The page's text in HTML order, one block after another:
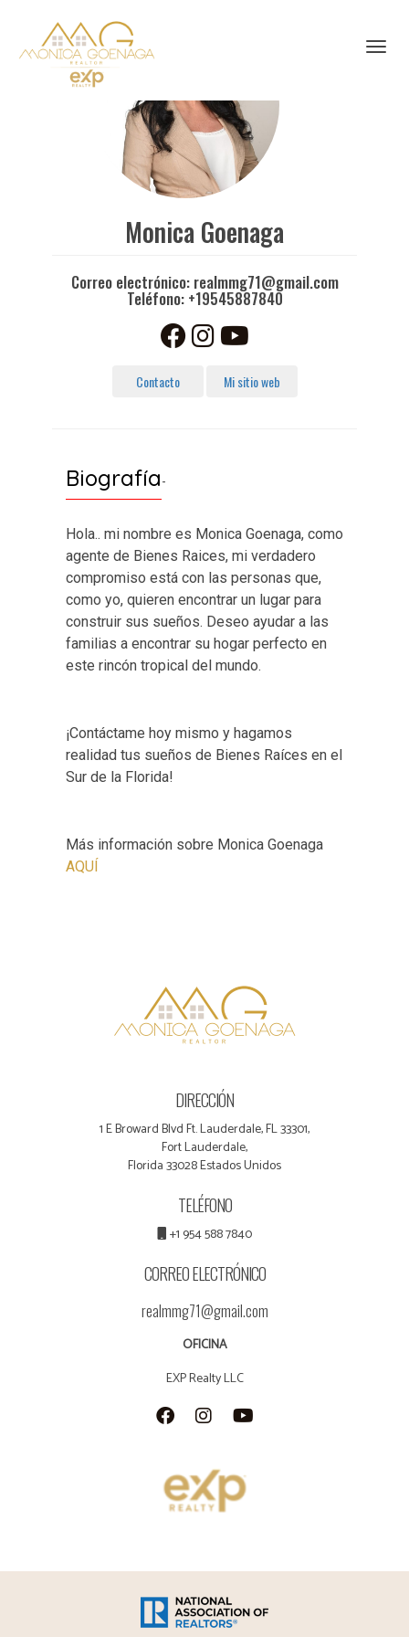
Monica Goenaga
Correo electrónico: realmmg71@gmail.com
Teléfono: +19545887840
Contacto Mi sitio web
Biografía-
Hola.. mi nombre es Monica Goenaga, como
agente de Bienes Raices, mi verdadero
compromiso está con las personas que,
como yo, quieren encontrar un lugar para
construir sus sueños. Deseo ayudar a las
familias a encontrar su hogar perfecto en
este rincón tropical del mundo.
¡Contáctame hoy mismo y hagamos
realidad tus sueños de Bienes Raíces en el
Sur de la Florida!
Más información sobre Monica Goenaga
AQUÍ
DIRECCIÓN
1 E Broward Blvd Ft. Lauderdale, FL 33301,
Fort Lauderdale,
Florida 33028 Estados Unidos
TELÉFONO
+1 954 588 7840
CORREO ELECTRÓNICO
realmmg71@gmail.com
OFICINA
EXP Realty LLC